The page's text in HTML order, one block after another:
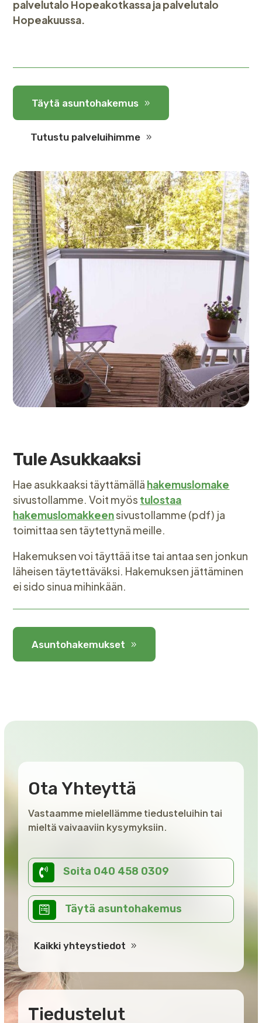
palvelutalo Hopeakotkassa ja palvelutalo
Hopeakuussa.
Täytä asuntohakemus
Tutustu palveluihimme
Tule Asukkaaksi
Hae asukkaaksi täyttämällä hakemuslomake
sivustollamme. Voit myös tulostaa
hakemuslomakkeensivustollamme (pdf) ja
toimittaa sen täytettynä meille.
Hakemuksen voi täyttää itse tai antaa sen jonkun
läheisen täytettäväksi. Hakemuksen jättäminen
ei sido sinua mihinkään.
Asuntohakemukset
Ota Yhteyttä
Vastaamme mielellämme tiedusteluihin tai
mieltä vaivaaviin kysymyksiin.
 Soita 040 458 0309
 Täytä asuntohakemus
Kaikki yhteystiedot
Tiedustelut